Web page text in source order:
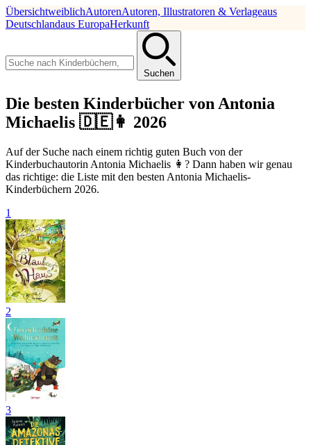
ÜbersichtweiblichAutorenAutoren, Illustratoren & Verlageaus
Deutschlandaus EuropaHerkunft
Suchen
Die besten Kinderbücher von Antonia
Michaelis 🇩🇪👩 2026
Auf der Suche nach einem richtig guten Buch von der
Kinderbuchautorin Antonia Michaelis 👩? Dann haben wir genau
das richtige: die Liste mit den besten Antonia Michaelis-
Kinderbüchern 2026.
1
2
3